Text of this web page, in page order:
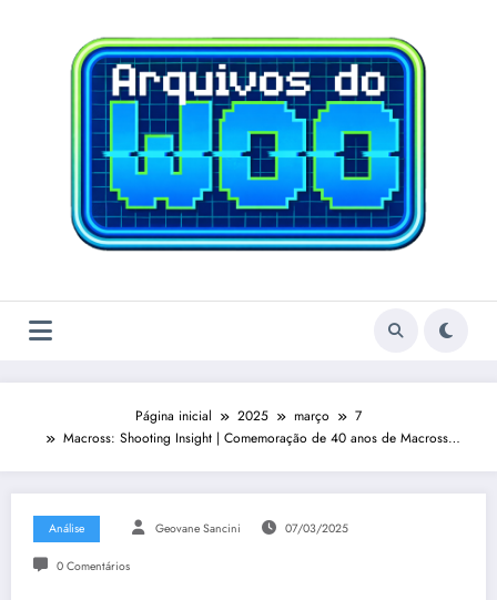
Página inicial 2025 março
7
Macross: Shooting Insight | Comemoração de 40 anos de Macross…
Análise Geovane Sancini 07/03/2025
0 Comentários